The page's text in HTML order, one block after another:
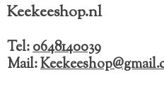
b
o
k
a
r
a
m
o
Keekeeshop.nl
Tel:0648140039
Mail: